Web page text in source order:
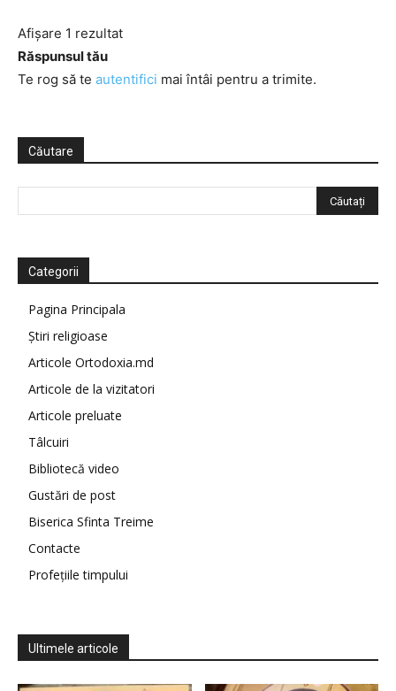
Afișare 1 rezultat
Răspunsul tău
Te rog să te autentifici mai întâi pentru a trimite.
Căutare
Categorii
Pagina Principala
Știri religioase
Articole Ortodoxia.md
Articole de la vizitatori
Articole preluate
Tâlcuiri
Bibliotecă video
Gustări de post
Biserica Sfinta Treime
Contacte
Profețiile timpului
Ultimele articole